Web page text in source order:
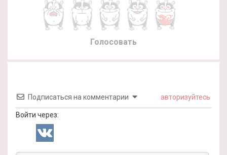
Голосовать
Подписаться на комментарии авторизуйтесь
Войти через: